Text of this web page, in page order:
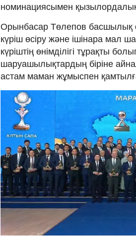
номинациясымен
Орынбасар Төлепов басшылық
күріш өсіру және ішінара мал
күріштің өнімділігі тұрақты
шаруашылықтардың біріне
астам маман жұмыспен